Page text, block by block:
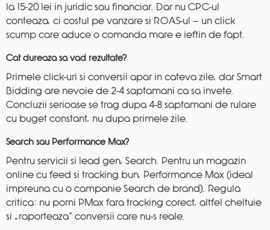
la 15-20 lei in juridic sau financiar. Dar nu CPC-ul
conteaza, ci costul pe vanzare si ROAS-ul — un click
scump care aduce o comanda mare e ieftin de fapt.
Cat dureaza sa vad rezultate?
Primele click-uri si conversii apar in cateva zile, dar Smart
Bidding are nevoie de 2-4 saptamani ca sa invete.
Concluzii serioase se trag dupa 4-8 saptamani de rulare
cu buget constant, nu dupa primele zile.
Search sau Performance Max?
Pentru servicii si lead gen, Search. Pentru un magazin
online cu feed si tracking bun, Performance Max (ideal
impreuna cu o campanie Search de brand). Regula
critica: nu porni PMax fara tracking corect, altfel cheltuie
si „raporteaza” conversii care nu-s reale.